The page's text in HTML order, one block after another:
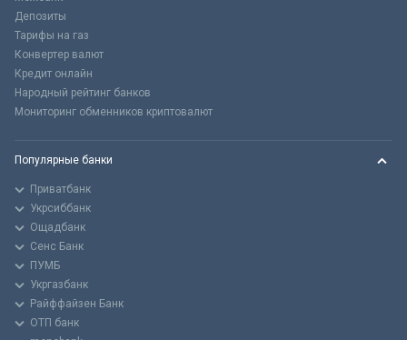
Депозиты
Тарифы на газ
Конвертер валют
Кредит онлайн
Народный рейтинг банков
Мониторинг обменников криптовалют
Популярные банки
Приватбанк
Укрсиббанк
Ощадбанк
Сенс Банк
ПУМБ
Укргазбанк
Райффайзен Банк
ОТП банк